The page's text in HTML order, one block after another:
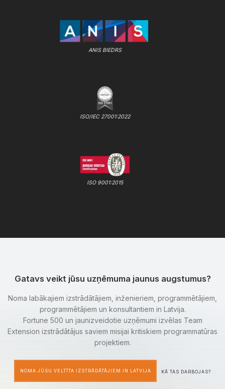
ANIS BIEDRS
ISO/IEC 27001:2022
ISO 9001:2015
Gatavs veikt jūsu uzņēmuma jaunus augstumus?
Noma labākajiem izstrādātājiem, inženieriem, programmētājiem,
programmētājiem un konsultantiem in Latvija.
Fortune 500 un jaunizveidotie uzņēmumi izvēlas Team
Extension izstrādātājus saviem misijai kritiskiem programmatūras
projektiem.
NOMA JŪSU VELTĪTA IZSTRĀDĀTĀJIEM IN LATVIJA KĀ TAS DARBOJAS?